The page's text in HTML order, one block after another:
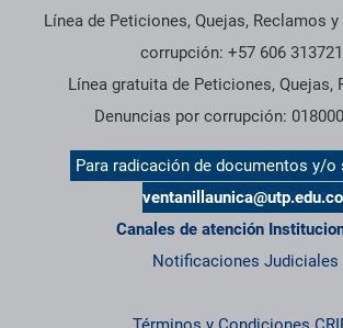
Línea de Peticiones, Quejas, Reclamos
corrupción: +57 606
Línea gratuita de Peticiones, Quejas,
Denuncias por corrupción:
Para radicación de documentos y/
ventanillaunica@utp.edu.co
Canales de atención
Notificaciones Judiciales